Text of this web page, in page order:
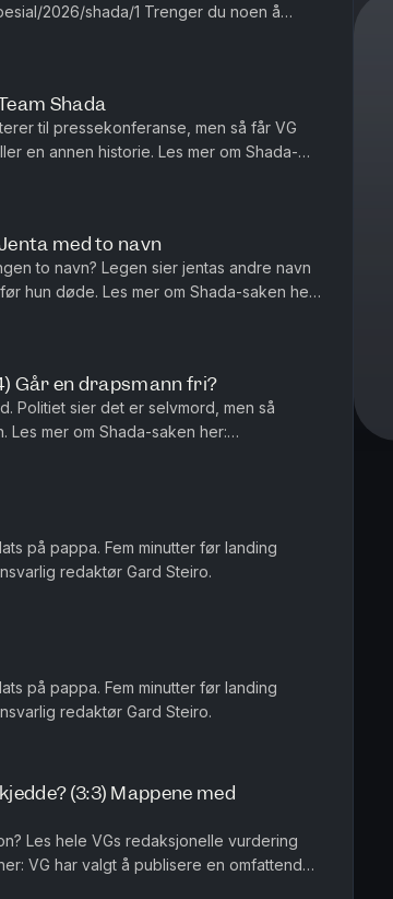
1 Trenger du noen å
123 Chat: sidetm...
Shada
til pressekonferanse, men så får VG
Les mer om Shada-
med to navn
to navn? Legen sier jentas andre navn
Shada-saken her:
Går en drapsmann fri?
Politiet sier det er selvmord, men så
på pappa. Fem minutter før landing
redaktør Gard Steiro.
på pappa. Fem minutter før landing
redaktør Gard Steiro.
(3:3) Mappene med
VG har valgt å publisere en omfattende
mot Marius Borg...